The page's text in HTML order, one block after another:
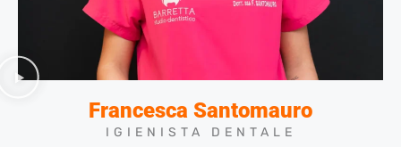
Francesca Santomauro
IGIENISTA DENTALE